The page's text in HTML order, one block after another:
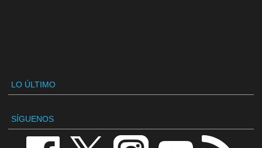
LO ÚLTIMO
SÍGUENOS